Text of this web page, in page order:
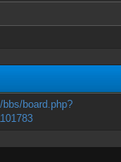
board.php?